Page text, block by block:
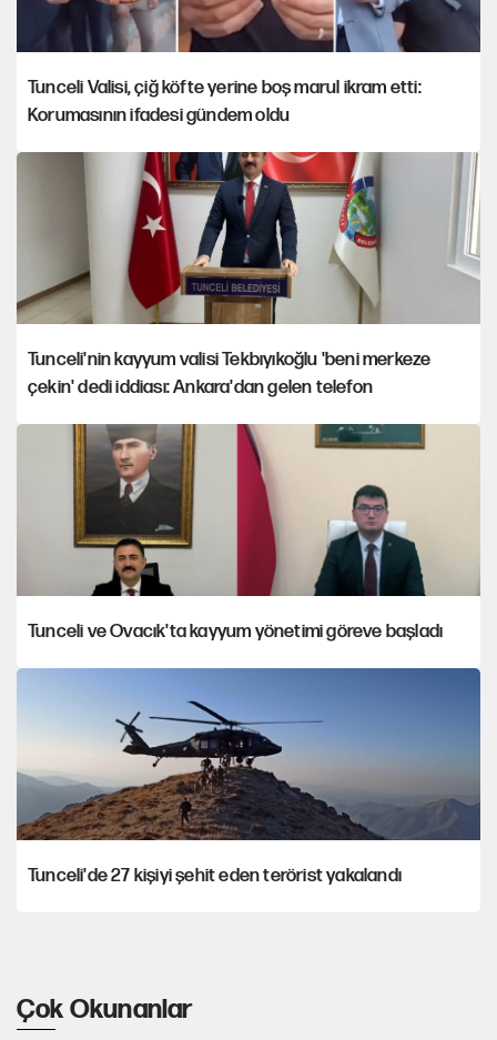
Tunceli Valisi, çiğ köfte yerine boş marul ikram etti:
Korumasının ifadesi gündem oldu
Tunceli'nin kayyum valisi Tekbıyıkoğlu 'beni merkeze
çekin' dedi iddiası: Ankara'dan gelen telefon
Tunceli ve Ovacık'ta kayyum yönetimi göreve başladı
Tunceli'de 27 kişiyi şehit eden terörist yakalandı
Çok Okunanlar